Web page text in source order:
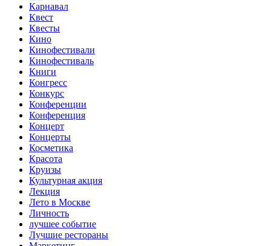
Карнавал
Квест
Квесты
Кино
Кинофестивали
Кинофестиваль
Книги
Конгресс
Конкурс
Конференции
Конференция
Концерт
Концерты
Косметика
Красота
Круизы
Культурная акция
Лекция
Лето в Москве
Личность
лучшее событие
Лучшие рестораны